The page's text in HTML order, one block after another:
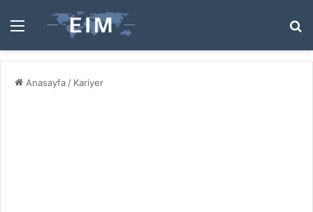
Menü
...
Anasayfa / Kariyer